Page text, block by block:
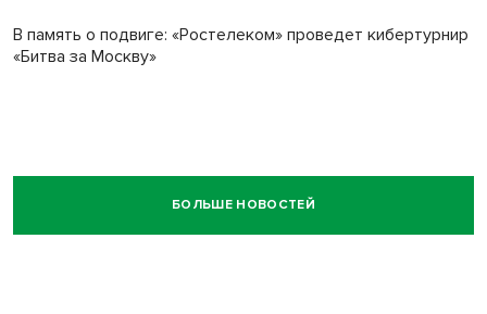
В память о подвиге: «Ростелеком» проведет кибертурнир
«Битва за Москву»
БОЛЬШЕ НОВОСТЕЙ